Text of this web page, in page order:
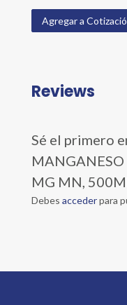
Agregar a
Reviews
Sé el primero
MANGANESO
MG MN,
Debes accederpara